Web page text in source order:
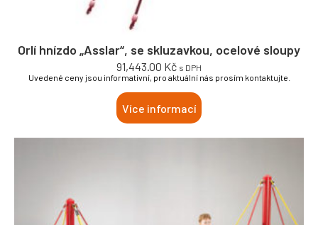
Orlí hnízdo „Asslar“, se skluzavkou, ocelové sloupy
91,443.00 Kč s DPH
Uvedené ceny jsou informativní, pro aktuální nás prosím kontaktujte.
Více informací